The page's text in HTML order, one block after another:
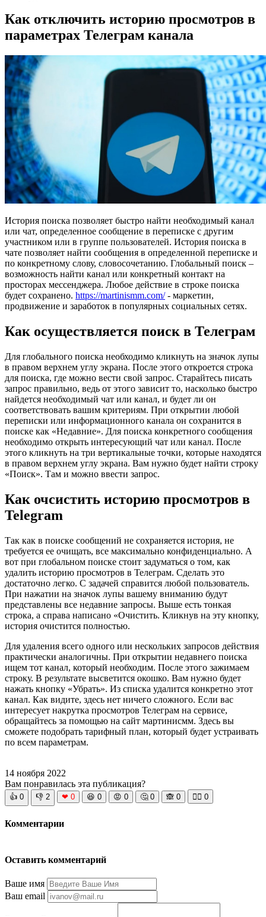
Как отключить историю просмотров в
параметрах Телеграм канала
История поиска позволяет быстро найти необходимый канал
или чат, определенное сообщение в переписке с другим
участником или в группе пользователей. История поиска в
чате позволяет найти сообщения в определенной переписке и
по конкретному слову, словосочетанию. Глобальный поиск –
возможность найти канал или конкретный контакт на
просторах мессенджера. Любое действие в строке поиска
будет сохранено. https://martinismm.com/- маркетин,
продвижение и заработок в популярных социальных сетях.
Как осуществляется поиск в Телеграм
Для глобального поиска необходимо кликнуть на значок лупы
в правом верхнем углу экрана. После этого откроется строка
для поиска, где можно вести свой запрос. Старайтесь писать
запрос правильно, ведь от этого зависит то, насколько быстро
найдется необходимый чат или канал, и будет ли он
соответствовать вашим критериям. При открытии любой
переписки или информационного канала он сохранится в
поиске как «Недавние». Для поиска конкретного сообщения
необходимо открыть интересующий чат или канал. После
этого кликнуть на три вертикальные точки, которые находятся
в правом верхнем углу экрана. Вам нужно будет найти строку
«Поиск». Там и можно ввести запрос.
Как очсистить историю просмотров в
Telegram
Так как в поиске сообщений не сохраняется история, не
требуется ее очищать, все максимально конфиденциально. А
вот при глобальном поиске стоит задуматься о том, как
удалить историю просмотров в Телеграм. Сделать это
достаточно легко. С задачей справится любой пользователь.
При нажатии на значок лупы вашему вниманию будут
представлены все недавние запросы. Выше есть тонкая
строка, а справа написано «Очистить. Кликнув на эту кнопку,
история очистится полностью.
Для удаления всего одного или нескольких запросов действия
практически аналогичны. При открытии недавнего поиска
ищем тот канал, который необходим. После этого зажимаем
строку. В результате высветится окошко. Вам нужно будет
нажать кнопку «Убрать». Из списка удалится конкретно этот
канал. Как видите, здесь нет ничего сложного. Если вас
интересует накрутка просмотров Телеграм на сервисе,
обращайтесь за помощью на сайт мартинисмм. Здесь вы
сможете подобрать тарифный план, который будет устраивать
по всем параметрам.
14 ноября 2022
Вам понравилась эта публикация?
👍 0 👎 2 ❤ 0 😆 0 😡 0 🤔 0 🙈 0 🧘‍♀️ 0
Комментарии
Оставить комментарий
Ваше имя
Ваш email